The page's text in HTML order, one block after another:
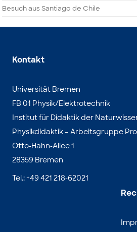
Besuch aus Santiago de Chile
Kontakt
Universität Bremen
FB 01 Physik/Elektrotechnik
Institut für Didaktik der
Physikdidaktik – Arbeitsgruppe
Otto-Hahn-Allee 1
28359 Bremen
Tel.: +49 421 218-62021